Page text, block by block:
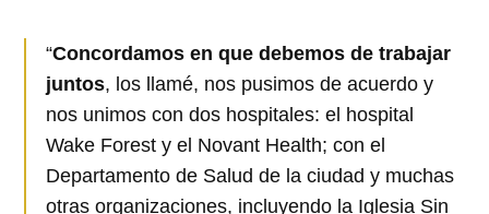
“Concordamos en que debemos de trabajar
juntos, los llamé, nos pusimos de acuerdo y
nos unimos con dos hospitales: el hospital
Wake Forest y el Novant Health; con el
Departamento de Salud de la ciudad y muchas
otras organizaciones, incluyendo la Iglesia Sin